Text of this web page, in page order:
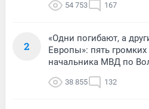
54 753 167
2
«Одни погибают, а
Европы»: пять громких
начальника МВД по
38 855 132